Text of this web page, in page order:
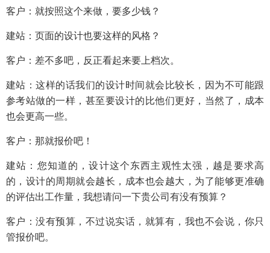
客户：就按照这个来做，要多少钱？
建站：页面的设计也要这样的风格？
客户：差不多吧，反正看起来要上档次。
建站：这样的话我们的设计时间就会比较长，因为不可能跟
参考站做的一样，甚至要设计的比他们更好，当然了，成本
也会更高一些。
客户：那就报价吧！
建站：您知道的，设计这个东西主观性太强，越是要求高
的，设计的周期就会越长，成本也会越大，为了能够更准确
的评估出工作量，我想请问一下贵公司有没有预算？
客户：没有预算，不过说实话，就算有，我也不会说，你只
管报价吧。